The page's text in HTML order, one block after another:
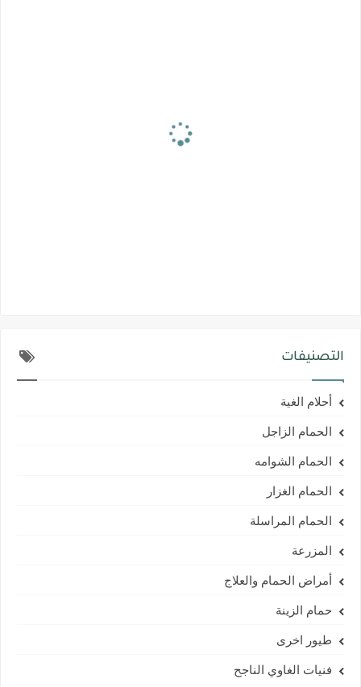
التصنيفات
أحلام الغية
الحمام الزاجل
الحمام الشوامه
الحمام الغزار
الحمام المراسلة
المزرعة
أمراض الحمام والعلاج
حمام الزينة
طيور اخرى
فنيات الغاوي الناجح